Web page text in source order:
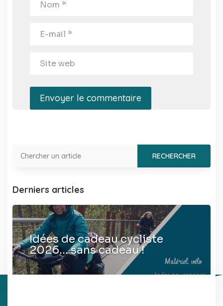
Envoyer le commentaire
Derniers articles
Idées de cadeau cycliste
2026… sans cadeau !